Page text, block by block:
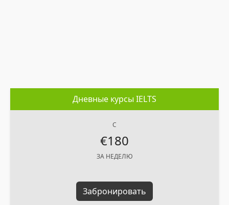
Дневные курсы IELTS
C
€180
ЗА НЕДЕЛЮ
Забронировать